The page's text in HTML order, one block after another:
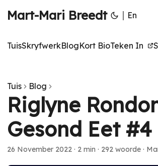
Mart-Mari Breedt | En
TuisSkryfwerkBlogKort BioTeken In
Tuis Blog
Riglyne
Gesond Eet #4
26 November 2022 · 2 min · 292 woorde ·